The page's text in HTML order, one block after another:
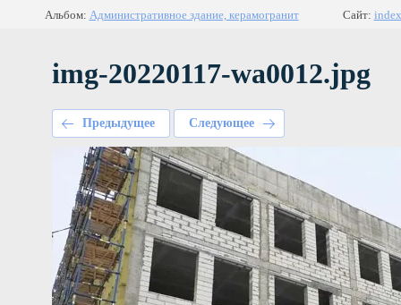
Альбом: Административное здание, керамогранит Сайт:
img-20220117-wa0012.jpg
Предыдущее Следующее